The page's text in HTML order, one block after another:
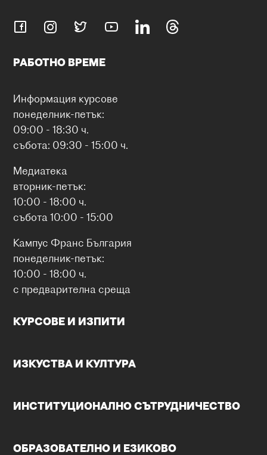
РАБОТНО ВРЕМЕ
Информация курсове
понеделник-петък:
09:00 - 18:30 ч.
събота: 09:30 - 15:00 ч.
Медиатека
вторник-петък:
10:00 - 18:00 ч.
събота 10:00 - 15:00
Кампус Франс България
понеделник-петък:
10:00 - 18:00 ч.
с предварителна среща
КУРСОВЕ И ИЗПИТИ
ИЗКУСТВА И КУЛТУРА
ИНСТИТУЦИОНАЛНО СЪТРУДНИЧЕСТВО
ОБРАЗОВАТЕЛНО И ЕЗИКОВО